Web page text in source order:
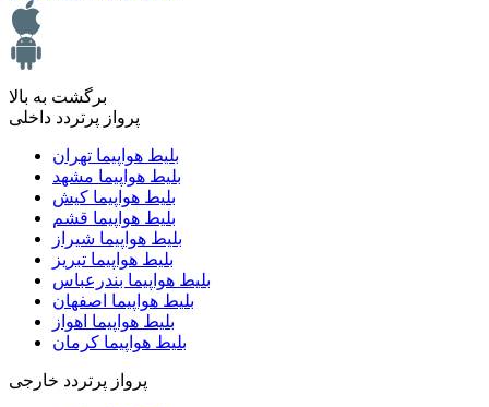
پرواز پرتردد داخلی
بلیط هواپیما تهران
بلیط هواپیما مشهد
بلیط هواپیما کیش
بلیط هواپیما قشم
بلیط هواپیما شیراز
بلیط هواپیما تبریز
بلیط هواپیما بندرعباس
بلیط هواپیما اصفهان
بلیط هواپیما اهواز
بلیط هواپیما کرمان
پرواز پرتردد خارجی